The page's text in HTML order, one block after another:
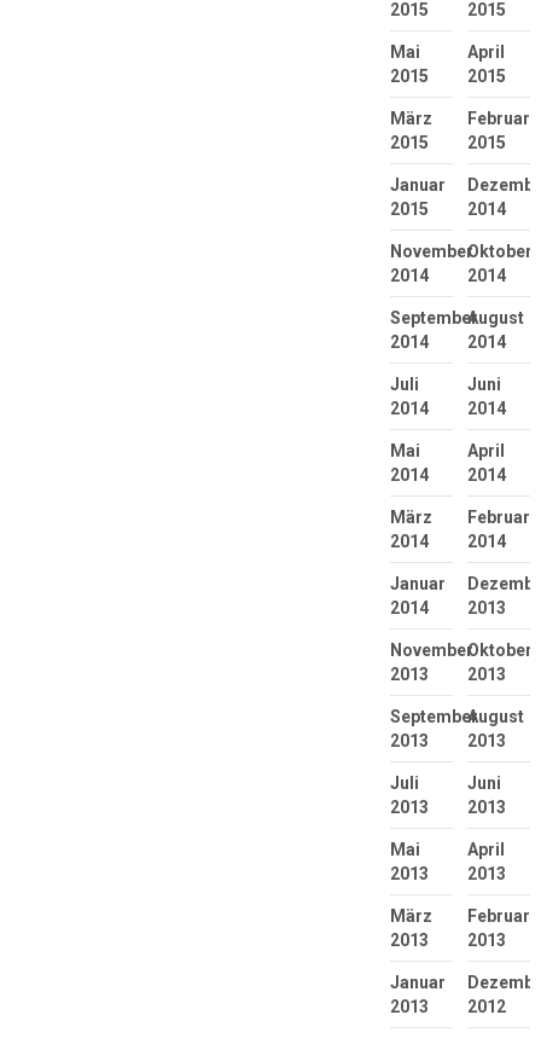
2015 2015
Mai
2015
April
2015
März
2015
Februar
2015
Januar
2015
2014
November
2014
Oktober
2014
September
2014
August
2014
Juli
2014
Juni
2014
Mai
2014
April
2014
März
2014
Februar
2014
Januar
2014
2013
November
2013
Oktober
2013
September
2013
August
2013
Juli
2013
Juni
2013
Mai
2013
April
2013
März
2013
Februar
2013
Januar
2013
2012